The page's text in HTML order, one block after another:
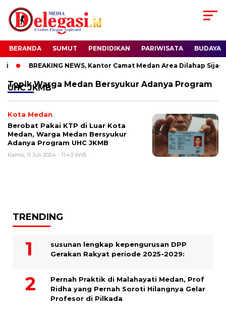
BERANDA SUMUT PENDIDIKAN PARIWISATA BUDAYA
BREAKING NEWS, Kantor Camat Medan Area Dilahap Sijago
TopikWarga Medan Bersyukur Adanya Program
UHC JKMB
Kota Medan
Berobat Pakai KTP di Luar Kota
Medan, Warga Medan Bersyukur
Adanya Program UHC JKMB
Kamis, 11 Juli 2024 - 11:43 WIB
TRENDING
susunan lengkap kepengurusan DPP
Gerakan Rakyat periode 2025-2029:
Pernah Praktik di Malahayati Medan, Prof
Ridha yang Pernah Soroti Hilangnya Gelar
Profesor di Pilkada